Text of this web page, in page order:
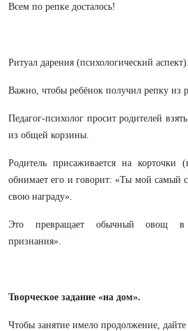
Всем по репке досталось!
Ритуал дарения (психологический аспект).
Важно, чтобы ребёнок получил репку из
Педагог-психолог просит родителей
из общей корзины.
Родитель присаживается на корточки
обнимает его и говорит: «Ты мой
свою награду».
Это превращает обычный овощ в
признания».
Творческое задание «на дом».
Чтобы занятие имело продолжение,